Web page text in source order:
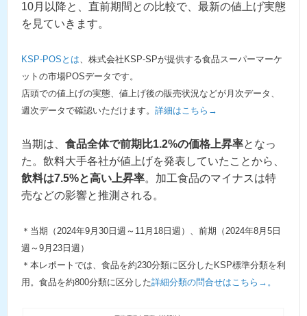
10月以降と、直前期間との比較で、最新の値上げ実態
を見ていきます。
KSP-POSとは 、株式会社KSP-SPが提供する食品スーパーマーケ
ットの市場POSデータです。
店頭での値上げの実態、値上げ後の販売状況などが月次データ、
週次データで確認いただけます。 詳細はこちら→
当期は、 食品全体で前期比1.2%の価格上昇率となっ
た。飲料大手各社が値上げを発表していたことから、
飲料は7.5%と高い上昇率。加工食品のマイナスは特
売などの影響と推測される。
＊当期（2024年9月30日週～11月18日週）、前期（2024年8月5日
週～9月23日週）
＊本レポートでは、食品を約230分類に区分したKSP標準分類を利
用。食品を約800分類に区分した詳細分類の問合せはこちら→。